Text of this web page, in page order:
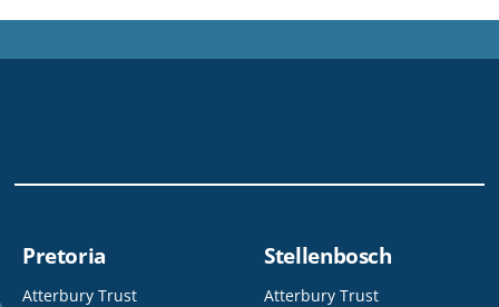
Pretoria
Atterbury Trust
Stellenbosch
Atterbury Trust